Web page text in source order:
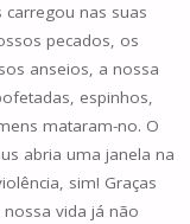
carregou nas suas
pecados, os
anseios, a nossa
espinhos,
mataram-no. O
abria uma janela na
sim! Graças
vida já não